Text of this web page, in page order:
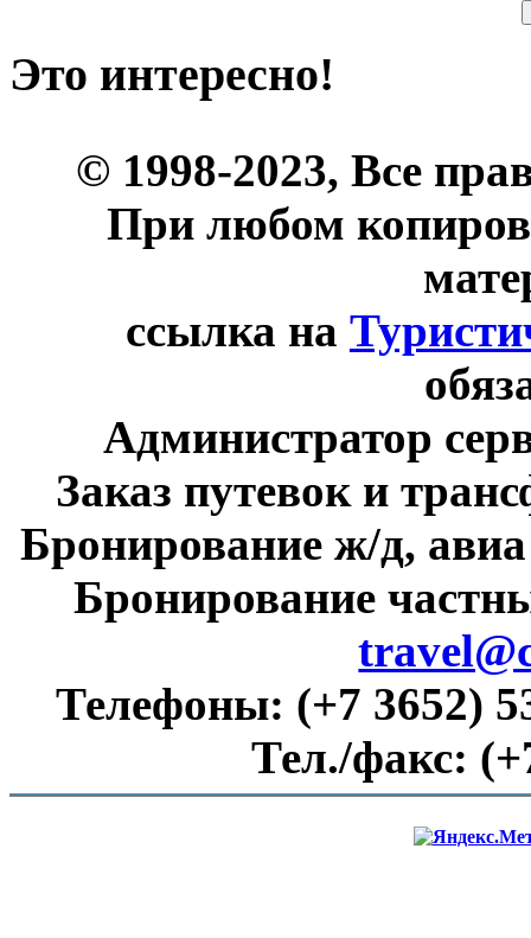
Это интересно!
© 1998-2023, Все
При любом
ссылка на
Администратор
Заказ путевок и
Бронирование ж/д,
Бронирование
Телефоны: (+7 3652)
Тел./факс: